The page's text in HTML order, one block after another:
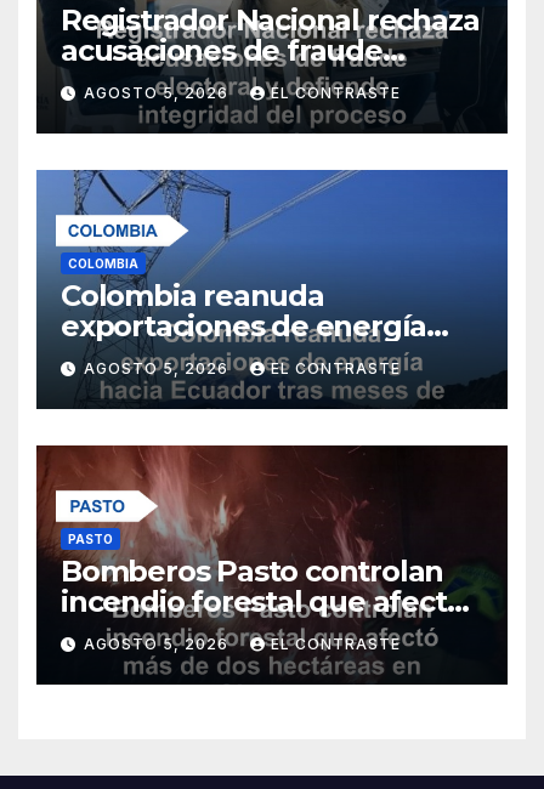
Registrador Nacional rechaza
acusaciones de fraude
electoral y defiende
integridad del proceso
democrático
AGOSTO 5, 2026 EL CONTRASTE
COLOMBIA
Colombia reanuda
exportaciones de energía
hacia Ecuador tras meses de
conflicto comercial
AGOSTO 5, 2026 EL CONTRASTE
PASTO
Bomberos Pasto controlan
incendio forestal que afectó
más de dos hectáreas en
Obonuco
AGOSTO 5, 2026 EL CONTRASTE